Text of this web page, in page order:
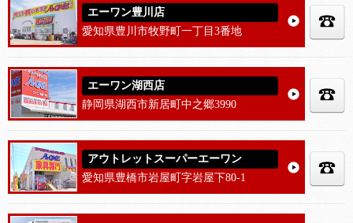
エーワン豊川店
愛知県豊川市牧野町一丁目3番地
エーワン湖西店
静岡県湖西市新居町中之郷3990
アウトレットスーパーエーワン
愛知県豊橋市岩屋町字岩屋下80-1